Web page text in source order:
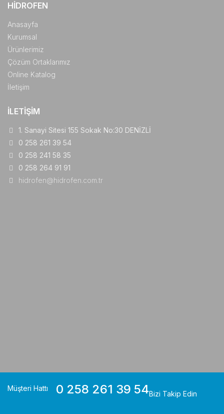
HIDROFEN
Anasayfa
Kurumsal
Ürünlerimiz
Çözüm Ortaklarımız
Online Katalog
İletişim
İLETIŞIM
1. Sanayi Sitesi 155 Sokak No:30 DENİZLİ
0 258 261 39 54
0 258 241 58 35
0 258 264 91 91
hidrofen@hidrofen.com.tr
Müşteri Hattı 0 258 261 39 54Bizi Takip Edin